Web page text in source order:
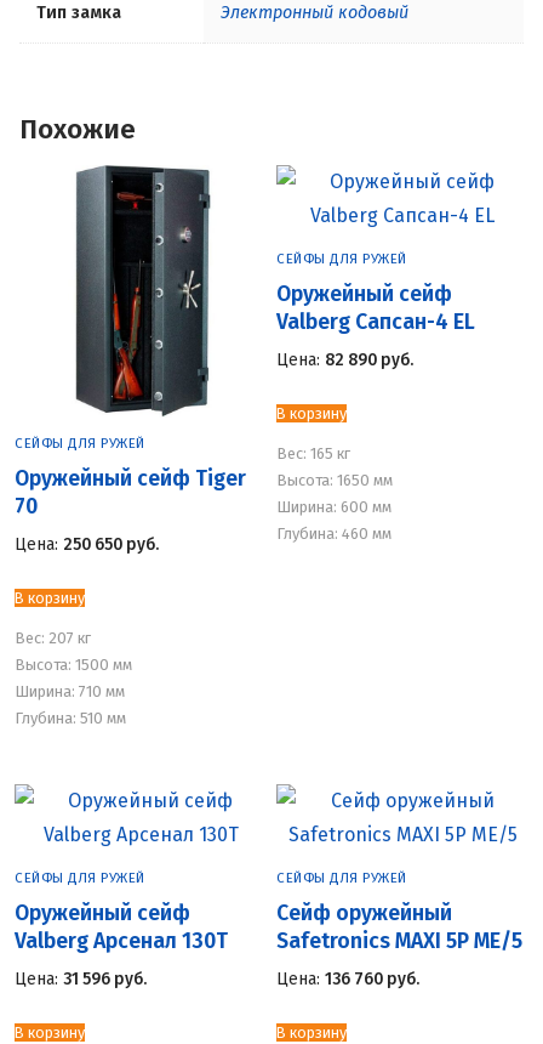
Тип замка Электронный кодовый
Похожие
СЕЙФЫ ДЛЯ РУЖЕЙ
Оружейный сейф Tiger
70
Цена: 250 650 руб.
В корзину
Вес: 207 кг
Высота: 1500 мм
Ширина: 710 мм
Глубина: 510 мм
СЕЙФЫ ДЛЯ РУЖЕЙ
Оружейный сейф
Valberg Сапсан-4 EL
Цена: 82 890 руб.
В корзину
Вес: 165 кг
Высота: 1650 мм
Ширина: 600 мм
Глубина: 460 мм
СЕЙФЫ ДЛЯ РУЖЕЙ
Оружейный сейф
Valberg Арсенал 130Т
Цена: 31 596 руб.
В корзину
СЕЙФЫ ДЛЯ РУЖЕЙ
Сейф оружейный
Safetronics MAXI 5P ME/5
Цена: 136 760 руб.
В корзину